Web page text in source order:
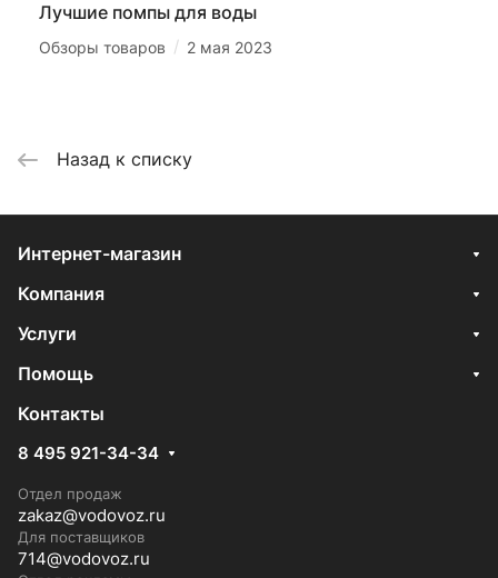
Лучшие помпы для воды
Обзоры товаров / 2 мая 2023
Назад к списку
Интернет-магазин
Компания
Услуги
Помощь
Контакты
8 495 921-34-34
Отдел продаж
zakaz@vodovoz.ru
Для поставщиков
714@vodovoz.ru